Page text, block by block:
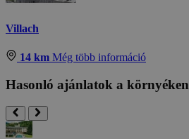
Villach
14 km Még több információ
Hasonló ajánlatok a környéken